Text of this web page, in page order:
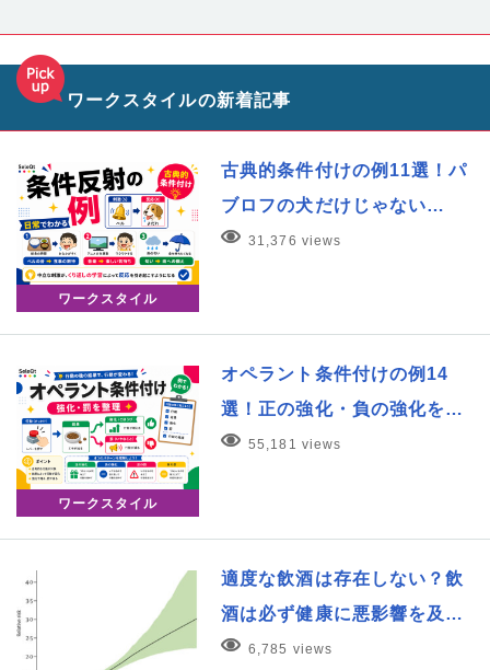
ワークスタイルの新着記事
ワークスタイル
古典的条件付けの例11選！パ
ブロフの犬だけじゃない…
31,376 views
ワークスタイル
オペラント条件付けの例14
選！正の強化・負の強化を…
55,181 views
適度な飲酒は存在しない？飲
酒は必ず健康に悪影響を及…
6,785 views